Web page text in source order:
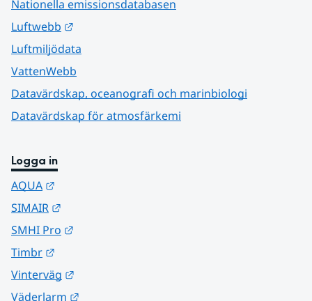
Nationella emissionsdatabasen
Luftwebb
Luftmiljödata
VattenWebb
Datavärdskap, oceanografi och marinbiologi
Datavärdskap för atmosfärkemi
Logga in
AQUA
SIMAIR
SMHI Pro
Timbr
Vinterväg
Väderlarm